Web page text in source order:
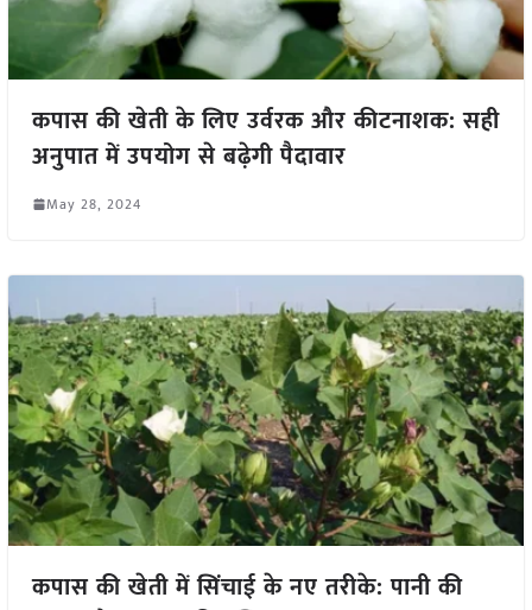
कपास की खेती के लिए उर्वरक और कीटनाशक: सही
अनुपात में उपयोग से बढ़ेगी पैदावार
May 28, 2024
कपास की खेती में सिंचाई के नए तरीके: पानी की